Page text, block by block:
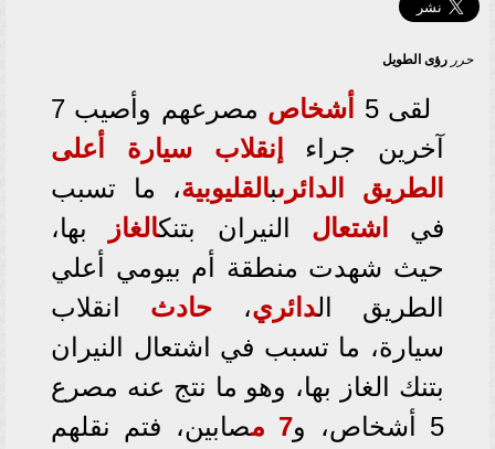
حرر رؤى الطويل
لقى 5 أشخاص
مصرعهم وأصيب 7
آخرين جراء
إنقلاب سيارة
أعلى
الطريق الدائرىبالقليوبية، ما تسبب
في
اشتعال النيران بتنكالغاز
بها،
حيث شهدت منطقة أم بيومي أعلي
الطريق الدائري، حادث انقلاب
سيارة، ما تسبب في اشتعال النيران
بتنك الغاز بها، وهو ما نتج عنه مصرع
5 أشخاص، و
7 م
صابين، فتم نقلهم